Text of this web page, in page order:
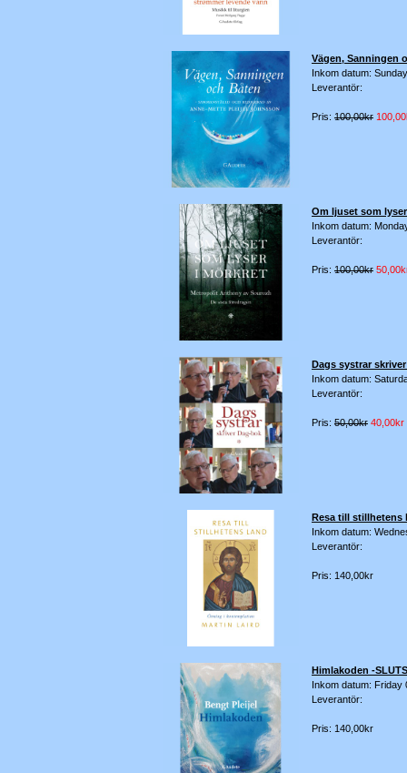
Vägen, Sanningen
Inkom datum:
Leverantör:
Pris: 100,00kr
Om ljuset som
Inkom datum:
Leverantör:
Pris: 100,00kr
Dags systrar
Inkom datum:
Leverantör:
Pris: 50,00kr 40,00kr
Resa till stillhetens
Inkom datum:
Leverantör:
Pris: 140,00kr
Himlakoden -
Inkom datum: Friday
Leverantör:
Pris: 140,00kr